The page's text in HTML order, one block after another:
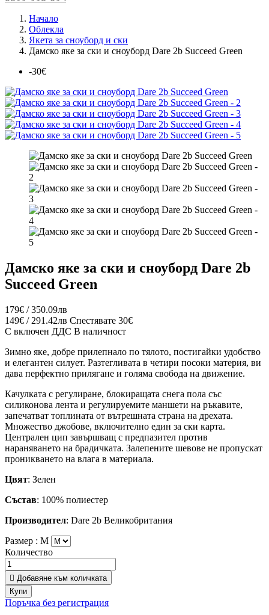
Начало
Облекла
Якета за сноуборд и ски
Дамско яке за ски и сноуборд Dare 2b Succeed Green
-30€
Дамско яке за ски и сноуборд Dare 2b
Succeed Green
179€ / 350.09лв
149€ / 291.42лв Спестявате 30€
С включен ДДС В наличност
Зимно яке, добре прилепнало по тялото, постигайки удобство
и елегантен силует. Разтегливата в четири посоки материя, ви
дава перфектно прилягане и голяма свобода на движение.
Качулката с регулиране, блокиращата снега пола със
силиконова лента и регулируемите маншети на ръкавите,
запечатват топлината от вътрешната страна на дрехата.
Множество джобове, включително един за ски карта.
Централен цип завършващ с предпазител против
нараняването на брадичката. Залепените шевове не пропускат
проникването на влага в материала.
Цвят: Зелен
Състав: 100% полиестер
Производител: Dare 2b Великобритания
Размер : М
Количество
 Добавяне към количката
Купи
Поръчка без регистрация